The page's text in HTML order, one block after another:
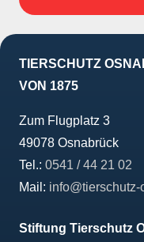
TIERSCHUTZ
VON 1875
Zum Flugplatz 3
49078 Osnabrück
Tel.: 0541 / 44 21 02
Mail:
Stiftung Tierschutz